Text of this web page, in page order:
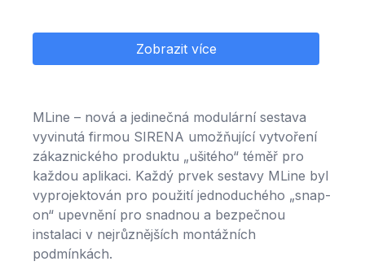
Zobrazit více
MLine – nová a jedinečná modulární sestava
vyvinutá firmou SIRENA umožňující vytvoření
zákaznického produktu „ušitého“ téměř pro
každou aplikaci. Každý prvek sestavy MLine byl
vyprojektován pro použití jednoduchého „snap-
on“ upevnění pro snadnou a bezpečnou
instalaci v nejrůznějších montážních
podmínkách.